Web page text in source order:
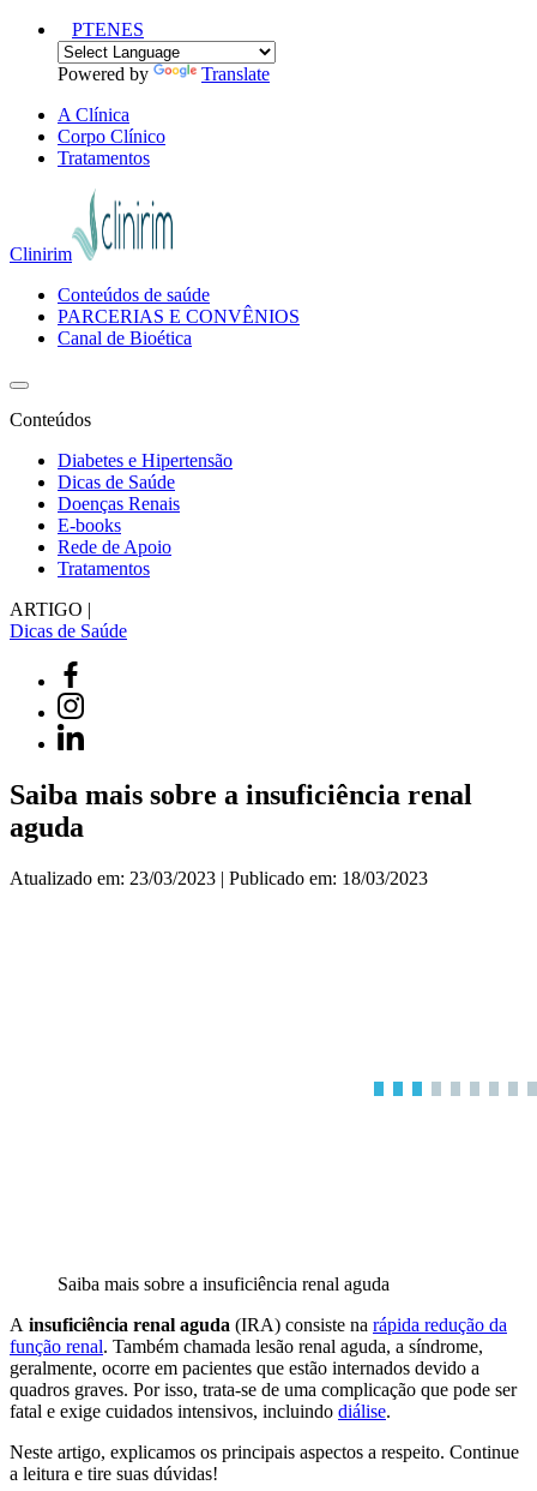
PTENES
Powered by
Translate
A Clínica
Corpo Clínico
Tratamentos
Clinirim
Conteúdos de saúde
PARCERIAS E CONVÊNIOS
Canal de Bioética
Conteúdos
Diabetes e Hipertensão
Dicas de Saúde
Doenças Renais
E-books
Rede de Apoio
Tratamentos
ARTIGO |
Dicas de Saúde
Saiba mais sobre a insuficiência renal
aguda
Atualizado em: 23/03/2023 | Publicado em: 18/03/2023
Saiba mais sobre a insuficiência renal aguda
A insuficiência renal aguda (IRA) consiste na rápida redução da
função renal. Também chamada lesão renal aguda, a síndrome,
geralmente, ocorre em pacientes que estão internados devido a
quadros graves. Por isso, trata-se de uma complicação que pode ser
fatal e exige cuidados intensivos, incluindo diálise.
Neste artigo, explicamos os principais aspectos a respeito. Continue
a leitura e tire suas dúvidas!